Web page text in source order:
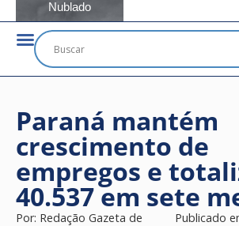
Nublado
Paraná mantém
crescimento de
empregos e
40.537 em sete
Por: Redação Gazeta de
Publicado